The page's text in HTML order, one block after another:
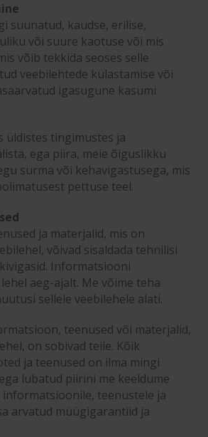
suunatud, kaudse, erilise,
või suure kaotuse või mis
võib tekkida seoses selle
veebilehtede külastamise või
igasugune kasumi
üldistes tingimustes ja
ega piira, meie õiguslikku
surma või kehavigastusega, mis
pettuse teel.
ja materjalid, mis on
võivad sisaldada tehnilisi
Informatsiooni
aeg-ajalt. Me võime teha
sellele veebilehele alati.
teenused või materjalid,
on sobivad teile. Kõik
ja teenused on ilma mingi
lubatud piirini me keeldume
teenustele ja
arvatud müügigarantiid ja